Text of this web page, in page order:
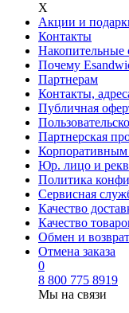
Х
Акции и
Контакты
Накопительные
Почему
Партнерам
Контакты,
Публичная
Партнерская
Корпоративным
Юр. лицо и
Политика
Сервисная
Качество
Качество
Обмен и возврат
Отмена заказа
0
8 800 775 8919
Мы на связи